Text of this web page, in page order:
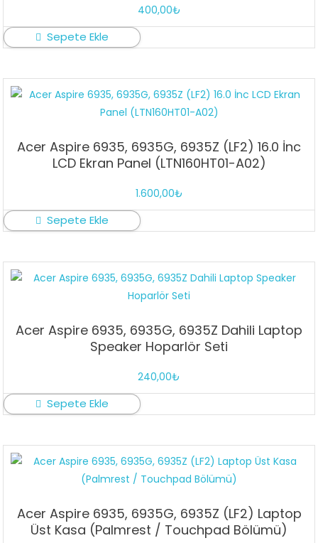
400,00₺
Sepete Ekle
Acer Aspire 6935, 6935G, 6935Z (LF2) 16.0 İnc
LCD Ekran Panel (LTN160HT01-A02)
1.600,00₺
Sepete Ekle
Acer Aspire 6935, 6935G, 6935Z Dahili Laptop
Speaker Hoparlör Seti
240,00₺
Sepete Ekle
Acer Aspire 6935, 6935G, 6935Z (LF2) Laptop
Üst Kasa (Palmrest / Touchpad Bölümü)